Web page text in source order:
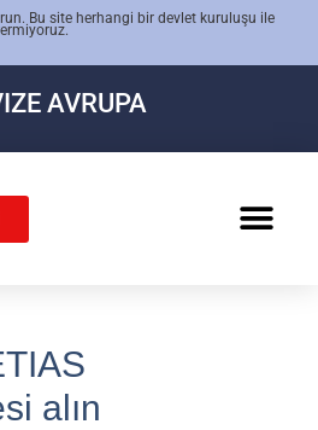
Bu site herhangi bir devlet kuruluşu ile
AVRUPA
alın